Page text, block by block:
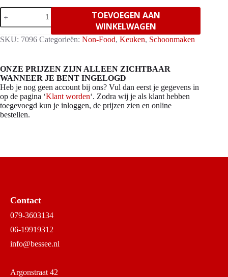
Latex
handschoen
wit
(M)100st
aantal
TOEVOEGEN AAN
WINKELWAGEN
SKU: 7096 Categorieën: Non-Food, Keuken, Schoonmaken
ONZE PRIJZEN ZIJN ALLEEN ZICHTBAAR
WANNEER JE BENT INGELOGD
Heb je nog geen account bij ons? Vul dan eerst je gegevens in
op de pagina ‘Klant worden‘. Zodra wij je als klant hebben
toegevoegd kun je inloggen, de prijzen zien en online
bestellen.
Contact
079-3603134
06-19919312
info@bessee.nl
Argonstraat 42